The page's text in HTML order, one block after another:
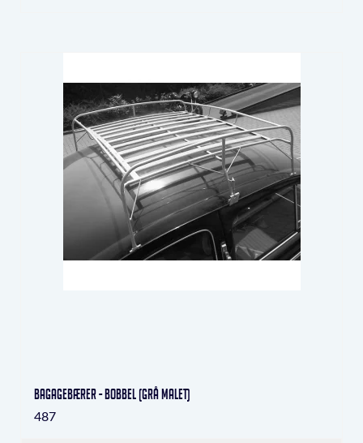
bagagebærer - bobbel (grå malet)
487